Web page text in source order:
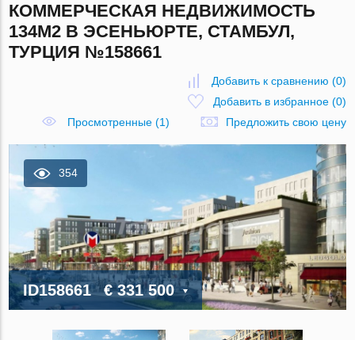
КОММЕРЧЕСКАЯ НЕДВИЖИМОСТЬ
134М2 В ЭСЕНЬЮРТЕ, СТАМБУЛ,
ТУРЦИЯ №158661
Добавить к сравнению (0)
Добавить в избранное(0)
Просмотренные (1)
Предложить свою цену
354
ID158661 € 331 500